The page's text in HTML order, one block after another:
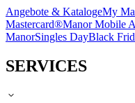
Angebote & KatalogeMy
Mastercard®Manor Mobile
ManorSingles DayBlack
SERVICES